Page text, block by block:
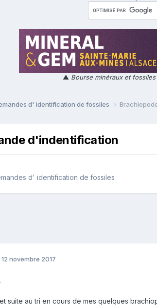
▲ Bourse minéraux et
d' identification de fossiles
d'indentification
d' identification de fossiles
12 novembre 2017
suite au tri en cours de mes quelques